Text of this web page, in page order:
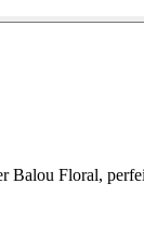
Balou Floral,